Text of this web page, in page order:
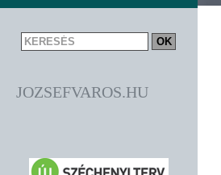
JOZSEFVAROS.HU